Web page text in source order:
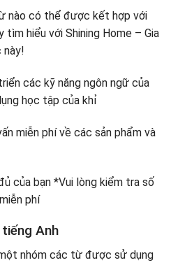
trước danh từ
nào có thể được kết hợp với
hiểu với Shining Home – Gia
này!
các kỹ năng ngôn ngữ của
học tập của khỉ
miễn phí về các sản phẩm và
của bạn *Vui lòng kiểm tra số
phí
Anh
nhóm các từ được sử dụng